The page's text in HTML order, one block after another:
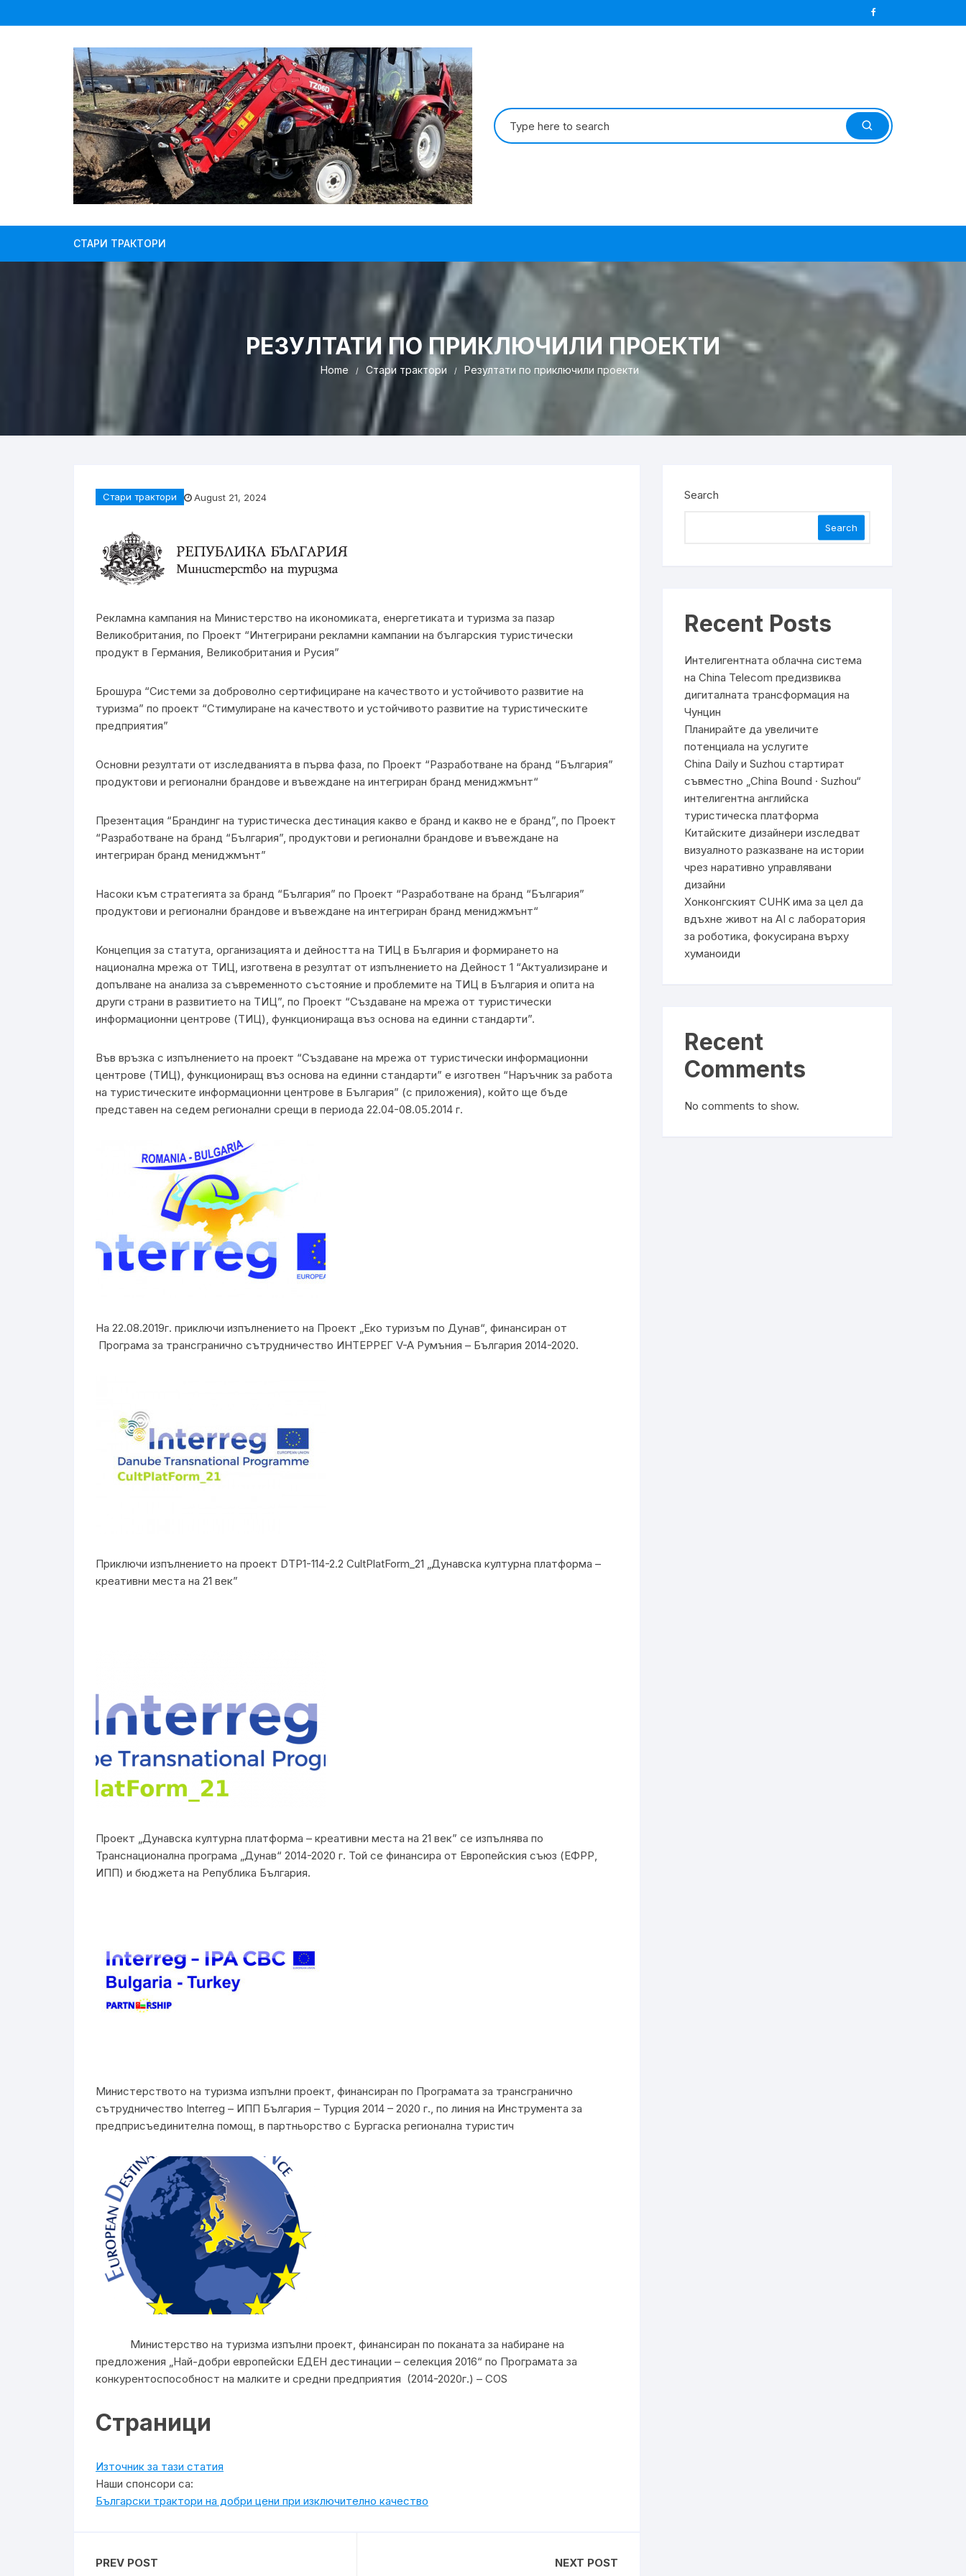
to
Search
for:
СТАРИ ТРАКТОРИ
РЕЗУЛТАТИ ПО ПРИКЛЮЧИЛИ ПРОЕКТИ
Home Стари трактори Резултати по приключили проекти
Стари трактори August 21, 2024
Рекламна кампания на Министерство на икономиката, енергетиката и туризма за пазар
Великобритания, по Проект “Интегрирани рекламни кампании на българския туристически
продукт в Германия, Великобритания и Русия”
Брошура “Системи за доброволно сертифициране на качеството и устойчивото развитие на
туризма” по проект “Стимулиране на качеството и устойчивото развитие на туристическите
предприятия”
Основни резултати от изследванията в първа фаза, по Проект “Разработване на бранд “България”
продуктови и регионални брандове и въвеждане на интегриран бранд мениджмънт“
Презентация “Брандинг на туристическа дестинация какво е бранд и какво не е бранд”, по Проект
“Разработване на бранд “България”, продуктови и регионални брандове и въвеждане на
интегриран бранд мениджмънт”
Насоки към стратегията за бранд “България” по Проект “Разработване на бранд “България”
продуктови и регионални брандове и въвеждане на интегриран бранд мениджмънт“
Концепция за статута, организацията и дейността на ТИЦ в България и формирането на
национална мрежа от ТИЦ, изготвена в резултат от изпълнението на Дейност 1 “Актуализиране и
допълване на анализа за съвременното състояние и проблемите на ТИЦ в България и опита на
други страни в развитието на ТИЦ”, по Проект “Създаване на мрежа от туристически
информационни центрове (ТИЦ), функционираща въз основа на единни стандарти”.
Във връзка с изпълнението на проект “Създаване на мрежа от туристически информационни
центрове (ТИЦ), функциониращ въз основа на единни стандарти” е изготвен “Наръчник за работа
на туристическите информационни центрове в България” (с приложения), който ще бъде
представен на седем регионални срещи в периода 22.04-08.05.2014 г.
На 22.08.2019г. приключи изпълнението на Проект „Еко туризъм по Дунав“, финансиран от
Програма за трансгранично сътрудничество ИНТЕРРЕГ V-A Румъния – България 2014-2020.
Приключи изпълнението на проект DTP1-114-2.2 CultPlatForm_21 „Дунавска културна платформа –
креативни места на 21 век”
Проект „Дунавска културна платформа – креативни места на 21 век” се изпълнява по
Транснационална програма „Дунав“ 2014-2020 г. Той се финансира от Европейския съюз (ЕФРР,
ИПП) и бюджета на Република България.
Министерството на туризма изпълни проект, финансиран по Програмата за трансгранично
сътрудничество Interreg – ИПП България – Турция 2014 – 2020 г., по линия на Инструмента за
предприсъединителна помощ, в партньорство с Бургаска регионална туристич
Министерство на туризма изпълни проект, финансиран по поканата за набиране на
предложения „Най-добри европейски ЕДЕН дестинации – селекция 2016“ по Програмата за
конкурентоспособност на малките и средни предприятия (2014-2020г.) – COS
Страници
Източник за тази статия
Наши спонсори са:
Български трактори на добри цени при изключително качество
PREV POST NEXT POST
Search
Search
Recent Posts
Интелигентната облачна система
на China Telecom предизвиква
дигиталната трансформация на
Чунцин
Планирайте да увеличите
потенциала на услугите
China Daily и Suzhou стартират
съвместно „China Bound · Suzhou“
интелигентна английска
туристическа платформа
Китайските дизайнери изследват
визуалното разказване на истории
чрез наративно управлявани
дизайни
Хонконгският CUHK има за цел да
вдъхне живот на AI с лаборатория
за роботика, фокусирана върху
хуманоиди
Recent
Comments
No comments to show.